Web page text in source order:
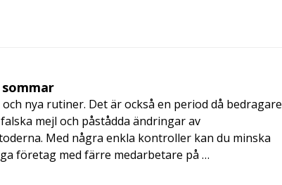
nya rutiner. Det är också en period då bedragare
mejl och påstådda ändringar av
Med några enkla kontroller kan du minska
företag med färre medarbetare på …